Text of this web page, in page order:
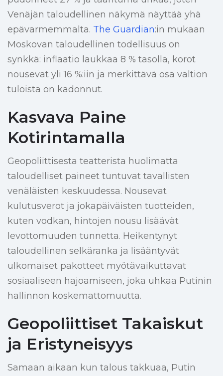
Venäjän taloudellinen näkymä näyttää yhä
epävarmemmalta. The Guardian:in mukaan
Moskovan taloudellinen todellisuus on
synkkä: inflaatio laukkaa 8 % tasolla, korot
nousevat yli 16 %:iin ja merkittävä osa valtion
tuloista on kadonnut.
Kasvava Paine
Kotirintamalla
Geopoliittisesta teatterista huolimatta
taloudelliset paineet tuntuvat tavallisten
venäläisten keskuudessa. Nousevat
kulutusverot ja jokapäiväisten tuotteiden,
kuten vodkan, hintojen nousu lisäävät
levottomuuden tunnetta. Heikentynyt
taloudellinen selkäranka ja lisääntyvät
ulkomaiset pakotteet myötävaikuttavat
sosiaaliseen hajoamiseen, joka uhkaa Putinin
hallinnon koskemattomuutta.
Geopoliittiset Takaiskut
ja Eristyneisyys
Samaan aikaan kun talous takkuaa, Putin